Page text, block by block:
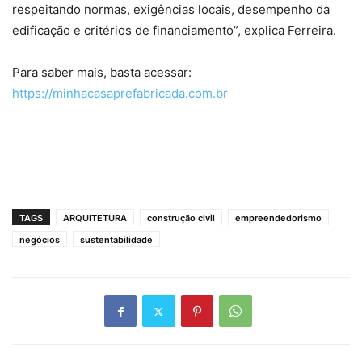
respeitando normas, exigências locais, desempenho da
edificação e critérios de financiamento”, explica Ferreira.
Para saber mais, basta acessar:
https://minhacasaprefabricada.com.br
TAGS ARQUITETURA construção civil
empreendedorismo
negócios
sustentabilidade